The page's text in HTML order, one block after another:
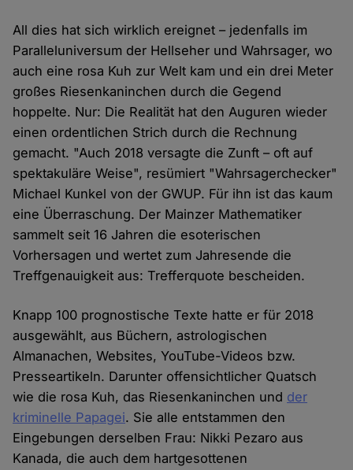
All dies hat sich wirklich ereignet – jedenfalls im
Paralleluniversum der Hellseher und Wahrsager, wo
auch eine rosa Kuh zur Welt kam und ein drei Meter
großes Riesenkaninchen durch die Gegend
hoppelte. Nur: Die Realität hat den Auguren wieder
einen ordentlichen Strich durch die Rechnung
gemacht. "Auch 2018 versagte die Zunft – oft auf
spektakuläre Weise", resümiert "Wahrsagerchecker"
Michael Kunkel von der GWUP. Für ihn ist das kaum
eine Überraschung. Der Mainzer Mathematiker
sammelt seit 16 Jahren die esoterischen
Vorhersagen und wertet zum Jahresende die
Treffgenauigkeit aus: Trefferquote bescheiden.
Knapp 100 prognostische Texte hatte er für 2018
ausgewählt, aus Büchern, astrologischen
Almanachen, Websites, YouTube-Videos bzw.
Presseartikeln. Darunter offensichtlicher Quatsch
wie die rosa Kuh, das Riesenkaninchen und der
kriminelle Papagei. Sie alle entstammen den
Eingebungen derselben Frau: Nikki Pezaro aus
Kanada, die auch dem hartgesottenen